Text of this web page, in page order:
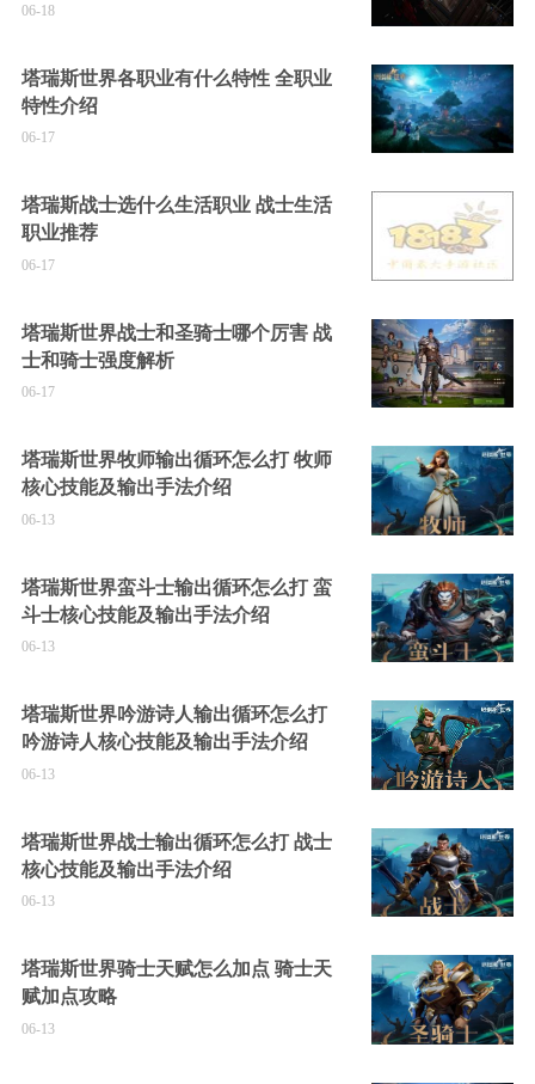
06-18
塔瑞斯世界各职业有什么特性 全职业
特性介绍
06-17
塔瑞斯战士选什么生活职业 战士生活
职业推荐
06-17
塔瑞斯世界战士和圣骑士哪个厉害 战
士和骑士强度解析
06-17
塔瑞斯世界牧师输出循环怎么打 牧师
核心技能及输出手法介绍
06-13
塔瑞斯世界蛮斗士输出循环怎么打 蛮
斗士核心技能及输出手法介绍
06-13
塔瑞斯世界吟游诗人输出循环怎么打
吟游诗人核心技能及输出手法介绍
06-13
塔瑞斯世界战士输出循环怎么打 战士
核心技能及输出手法介绍
06-13
塔瑞斯世界骑士天赋怎么加点 骑士天
赋加点攻略
06-13